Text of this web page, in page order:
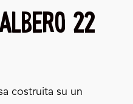
22
costruita su un